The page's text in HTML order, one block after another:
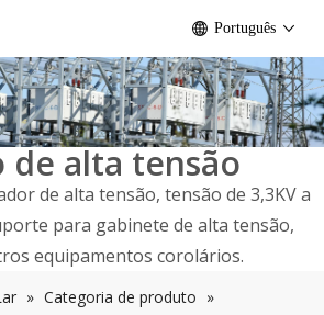
Português
de alta tensão
de alta tensão, tensão de 3,3KV a
para gabinete de alta tensão,
equipamentos corolários.
» Categoria de produto »